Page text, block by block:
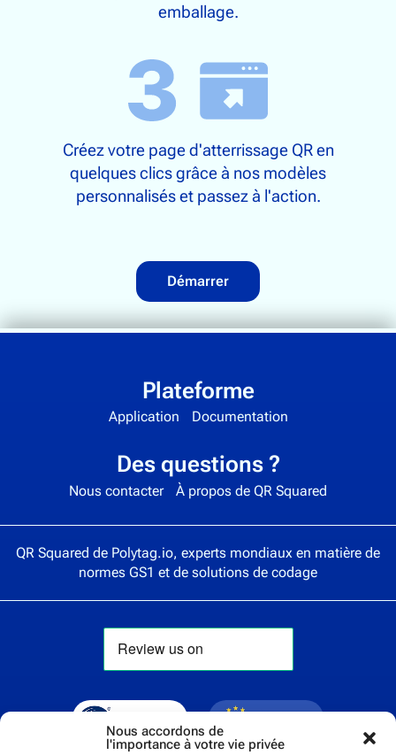
Nous accordons de
l'importance à votre vie privée
emballage.
Créez votre page d'atterrissage QR en
quelques clics grâce à nos modèles
personnalisés et passez à l'action.
Démarrer
Plateforme
Application Documentation
Des questions ?
Nous contacter À propos de QR Squared
QR Squared de Polytag.io, experts mondiaux en matière de
normes GS1 et de solutions de codage